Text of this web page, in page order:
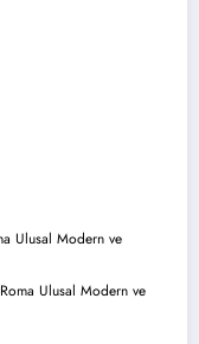
Ulusal Modern ve
Ulusal Modern ve